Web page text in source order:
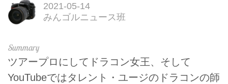
2021-05-14
みんゴルニュース班
ツアープロにしてドラコン女王、そして
YouTubeではタレント・ユージのドラコンの師